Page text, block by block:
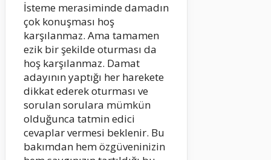
İsteme merasiminde damadın
çok konuşması hoş
karşılanmaz. Ama tamamen
ezik bir şekilde oturması da
hoş karşılanmaz. Damat
adayının yaptığı her harekete
dikkat ederek oturması ve
sorulan sorulara mümkün
olduğunca tatmin edici
cevaplar vermesi beklenir. Bu
bakımdan hem özgüveninizin